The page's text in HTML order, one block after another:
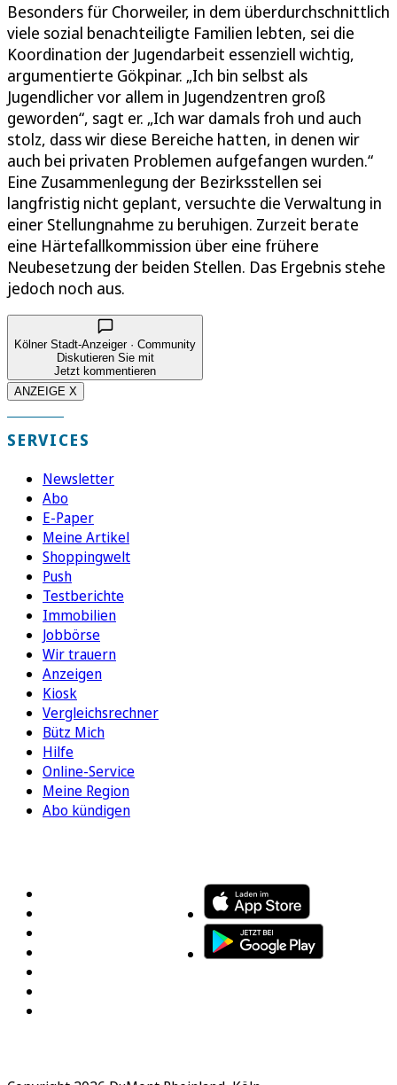
Besonders für Chorweiler, in dem überdurchschnittlich
viele sozial benachteiligte Familien lebten, sei die
Koordination der Jugendarbeit essenziell wichtig,
argumentierte Gökpinar. „Ich bin selbst als
Jugendlicher vor allem in Jugendzentren groß
geworden“, sagt er. „Ich war damals froh und auch
stolz, dass wir diese Bereiche hatten, in denen wir
auch bei privaten Problemen aufgefangen wurden.“
Eine Zusammenlegung der Bezirksstellen sei
langfristig nicht geplant, versuchte die Verwaltung in
einer Stellungnahme zu beruhigen. Zurzeit berate
eine Härtefallkommission über eine frühere
Neubesetzung der beiden Stellen. Das Ergebnis stehe
jedoch noch aus.
Kölner Stadt-Anzeiger · Community
Diskutieren Sie mit
Jetzt kommentieren
ANZEIGE X
SERVICES
Newsletter
Abo
E-Paper
Meine Artikel
Shoppingwelt
Push
Testberichte
Immobilien
Jobbörse
Wir trauern
Anzeigen
Kiosk
Vergleichsrechner
Bütz Mich
Hilfe
Online-Service
Meine Region
Abo kündigen